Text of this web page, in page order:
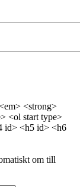
<strong>
<ol start type>
id> <h5 id> <h6
om till